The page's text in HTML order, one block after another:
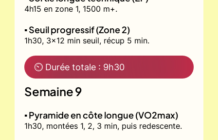
4h15 en zone 1, 1500 m+.
▪️ Seuil progressif (Zone 2)
1h30, 3x12 min seuil, récup 5 min.
⏲ Durée totale : 9h30
Semaine 9
▪️ Pyramide en côte longue (VO2max)
1h30, montées 1, 2, 3 min, puis redescente.